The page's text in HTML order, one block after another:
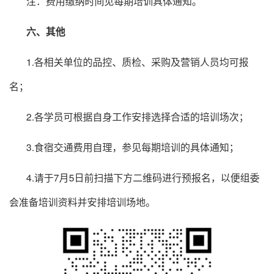
六、其他
1.各相关单位的品控、质检、采购及营销人员均可报
名；
2.各学员可根据自身工作安排选择合适的培训场次；
3.食宿交通费用自理，参见每期培训的具体通知；
4.请于7月5日前扫描下方二维码进行预报名，以便组委
会准备培训资料并安排培训场地。